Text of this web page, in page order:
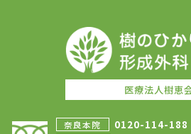
医療法人樹恵
奈良本院 0120-114-188